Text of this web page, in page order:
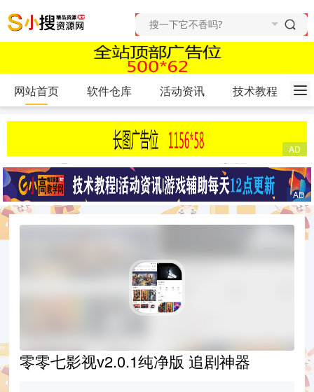
网站首页 软件仓库 活动资讯 技术教程
零零七影视v2.0.1纯净版 追剧神器